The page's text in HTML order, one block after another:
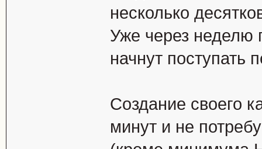
несколько
Уже через неделю
начнут поступать
Создание своего
минут и не